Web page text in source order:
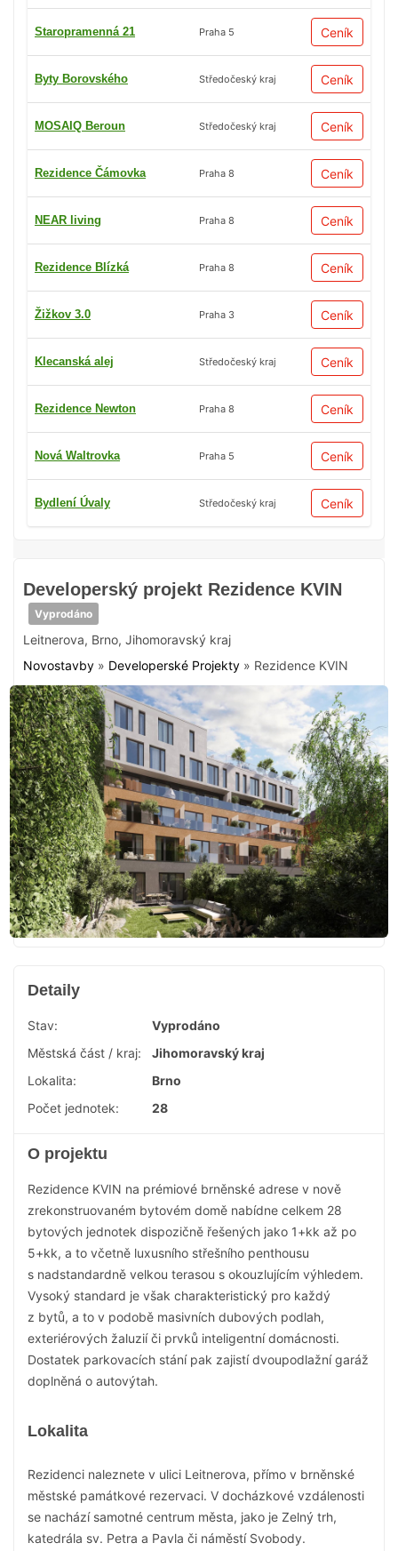
Developerský projekt Rezidence KVIN
Vyprodáno
Leitnerova, Brno, Jihomoravský kraj
Novostavby » Developerské Projekty » Rezidence KVIN
Staropramenná 21 Praha 5 Ceník
Byty Borovského Středočeský kraj Ceník
MOSAIQ Beroun Středočeský kraj Ceník
Rezidence Čámovka Praha 8 Ceník
NEAR living Praha 8 Ceník
Rezidence Blízká Praha 8 Ceník
Žižkov 3.0 Praha 3 Ceník
Klecanská alej Středočeský kraj Ceník
Rezidence Newton Praha 8 Ceník
Nová Waltrovka Praha 5 Ceník
Bydlení Úvaly Středočeský kraj Ceník
Detaily
Stav:
Vyprodáno
Městská část / kraj:
Jihomoravský kraj
Lokalita:
Brno
Počet jednotek:
28
O projektu
Rezidence KVIN na prémiové brněnské adrese v nově
zrekonstruovaném bytovém domě nabídne celkem 28
bytových jednotek dispozičně řešených jako 1+kk až po
5+kk, a to včetně luxusního střešního penthousu
s nadstandardně velkou terasou s okouzlujícím výhledem.
Vysoký standard je však charakteristický pro každý
z bytů, a to v podobě masivních dubových podlah,
exteriérových žaluzií či prvků inteligentní domácnosti.
Dostatek parkovacích stání pak zajistí dvoupodlažní garáž
doplněná o autovýtah.
Lokalita
Rezidenci naleznete v ulici Leitnerova, přímo v brněnské
městské památkové rezervaci. V docházkové vzdálenosti
se nachází samotné centrum města, jako je Zelný trh,
katedrála sv. Petra a Pavla či náměstí Svobody.